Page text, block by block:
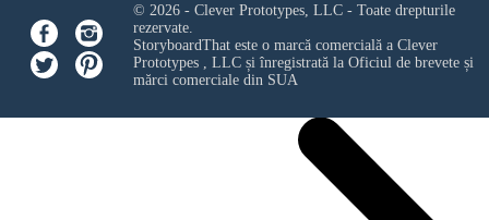
© 2026 - Clever Prototypes, LLC - Toate drepturile
rezervate.
StoryboardThat este o marcă comercială a Clever
Prototypes , LLCși înregistrată la Oficiul de brevete și
mărci comerciale din SUA